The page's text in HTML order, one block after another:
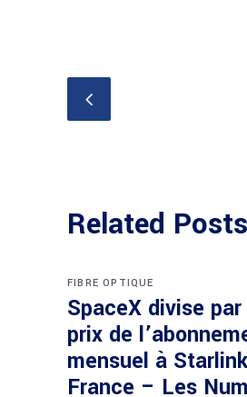
Related Posts
FIBRE OPTIQUE
SpaceX divise
prix de
mensuel à
France – Les